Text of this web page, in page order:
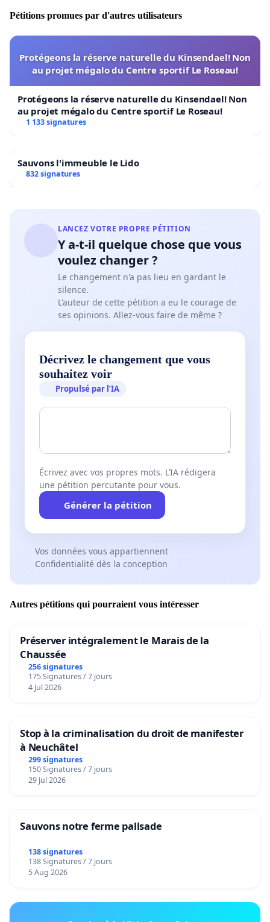
Pétitions promues par d'autres utilisateurs
Protégeons la réserve naturelle du Kinsendael! Non
au projet mégalo du Centre sportif Le Roseau!
Protégeons la réserve naturelle du Kinsendael! Non
au projet mégalo du Centre sportif Le Roseau!
1 133 signatures
Sauvons l'immeuble le Lido
832 signatures
LANCEZ VOTRE PROPRE PÉTITION
Y a-t-il quelque chose que vous
voulez changer ?
Le changement n'a pas lieu en gardant le
silence.
L'auteur de cette pétition a eu le courage de
ses opinions. Allez-vous faire de même ?
Décrivez le changement que vous
souhaitez voir
Propulsé par l’IA
Écrivez avec vos propres mots. L’IA rédigera
une pétition percutante pour vous.
Générer la pétition
Vos données vous appartiennent
Confidentialité dès la conception
Autres pétitions qui pourraient vous intéresser
Préserver intégralement le Marais de la
Chaussée
256 signatures
175 Signatures / 7 jours
4 Jul 2026
Stop à la criminalisation du droit de manifester
à Neuchâtel
299 signatures
150 Signatures / 7 jours
29 Jul 2026
Sauvons notre ferme pallsade
138 signatures
138 Signatures / 7 jours
5 Aug 2026